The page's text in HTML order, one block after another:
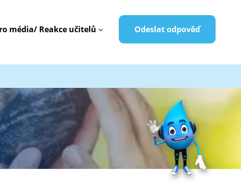
média/ Reakce učitelů Odeslat odpověď